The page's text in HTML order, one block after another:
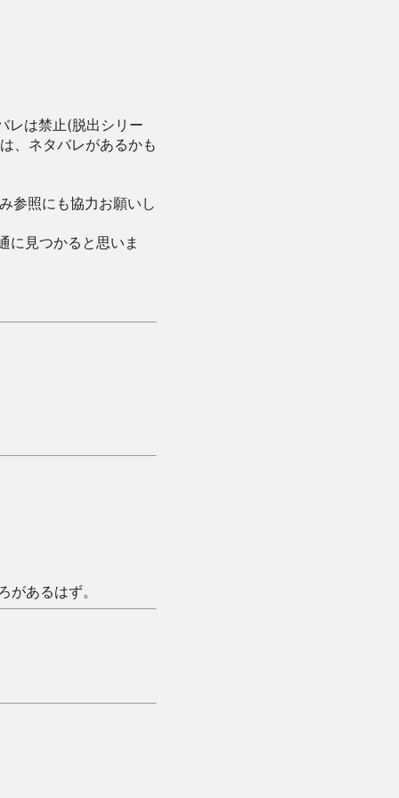
レは禁止(脱出シリー
、ネタバレがあるかも
参照にも協力お願いし
見つかると思いま
あるはず。